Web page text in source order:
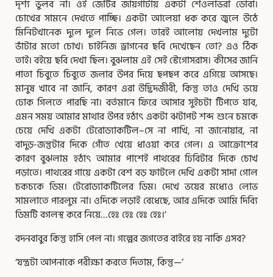
দৃশ্য ভুলব না। ওই জেটির জায়গাটায় একটা শেওলাভরা ডোবা।
চোখের সামনে দেখতে পাচ্ছি। একটা আলেয়া ধক করে জ্বলে উঠে
মিনিটখানেক দুলে দুলে নিভে গেল। তারই আলোয় দেখলাম দুটো
ভাঁটার মতো চোখ। চাইনিজ ড্রাগনের ছবি দেখেছেন তো? এও ঠিক
তাই। বইয়ে ছবি দেখা ছিল। বুঝলাম এই সেই স্টেগোসরাস। কীসের জানি
পাতা চিবুতে চিবুতে জলার উপর দিয়ে ছপছপ করে এগিয়ে আসছে।
মানুষ খাবে না জানি, কারণ এরা উদ্ভিদজীবী, কিন্তু তাও দেখি ভয়ে
ঢোক গিলতে পারছি না। বর্তমানে ফিরে আসার সুইচটা টিপতে যাব,
এমন সময় আমার মাথার উপর হঠাৎ একটা ঝটাপট শব্দ শুনে চমকে
চেয়ে দেখি একটা টেরোড্যাকটিল–সে না পাখি, না জানোয়ার, না
বাদুড়-জন্তুটার দিকে গোঁত খেয়ে ধাওয়া করে গেল। এ আক্রোশের
কারণ বুঝলাম হঠাৎ আমার পাশেই পাথরের ঢিবিটার দিকে চোখ
পড়াতে। পাথরের গায়ে একটা বেশ বড় ফাটলে দেখি একটা সাদা গোল
চকচকে ডিম। টেরোড্যাকটিলের ডিম। দেখে ভয়ের মধ্যেও লোভ
সামলাতে পারলুম না। ওদিকে লড়াই বেধেছে, আর এদিকে আমি দিব্যি
ডিমটি বগলস্থ করে নিয়ে…হেঃ হেঃ হেঃ হেঃ।’
বদনবাবুর কিন্তু হাসি পেল না। গল্পের জগতের বাইরে হয় নাকি এসব?
‘যন্ত্রটা আপনাকে পরীক্ষা করতে দিতাম, কিন্তু—’